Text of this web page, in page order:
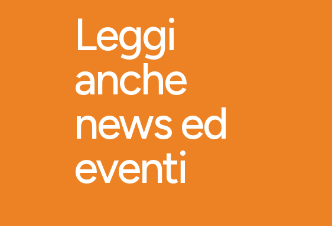
Leggi
anche
news ed
eventi